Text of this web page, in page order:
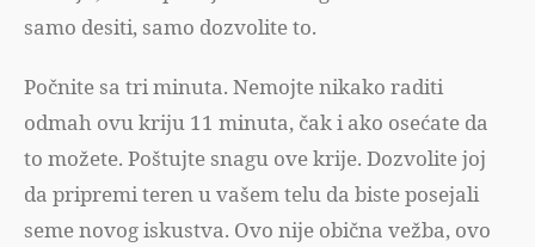
samo desiti, samo dozvolite to.
Počnite sa tri minuta. Nemojte nikako raditi
odmah ovu kriju 11 minuta, čak i ako osećate da
to možete. Poštujte snagu ove krije. Dozvolite joj
da pripremi teren u vašem telu da biste posejali
seme novog iskustva. Ovo nije obična vežba, ovo